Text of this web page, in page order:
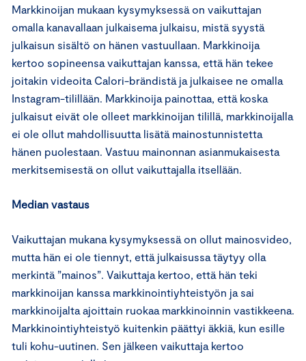
Markkinoijan mukaan kysymyksessä on vaikuttajan
omalla kanavallaan julkaisema julkaisu, mistä syystä
julkaisun sisältö on hänen vastuullaan. Markkinoija
kertoo sopineensa vaikuttajan kanssa, että hän tekee
joitakin videoita Calori-brändistä ja julkaisee ne omalla
Instagram-tilillään. Markkinoija painottaa, että koska
julkaisut eivät ole olleet markkinoijan tilillä, markkinoijalla
ei ole ollut mahdollisuutta lisätä mainostunnistetta
hänen puolestaan. Vastuu mainonnan asianmukaisesta
merkitsemisestä on ollut vaikuttajalla itsellään.
Median vastaus
Vaikuttajan mukana kysymyksessä on ollut mainosvideo,
mutta hän ei ole tiennyt, että julkaisussa täytyy olla
merkintä ”mainos”. Vaikuttaja kertoo, että hän teki
markkinoijan kanssa markkinointiyhteistyön ja sai
markkinoijalta ajoittain ruokaa markkinoinnin vastikkeena.
Markkinointiyhteistyö kuitenkin päättyi äkkiä, kun esille
tuli kohu-uutinen. Sen jälkeen vaikuttaja kertoo